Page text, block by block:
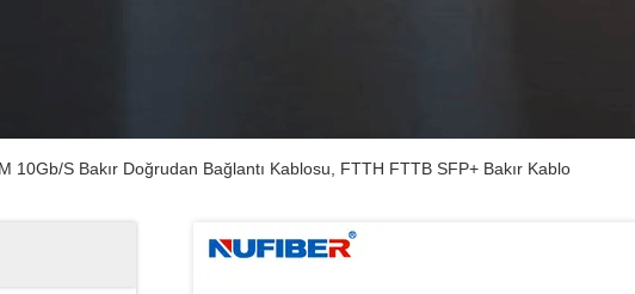
10Gb/S Bakır Doğrudan Bağlantı Kablosu, FTTH FTTB SFP+ Bakır Kablo